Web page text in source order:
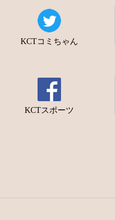
KCTコミちゃん
KCTスポーツ